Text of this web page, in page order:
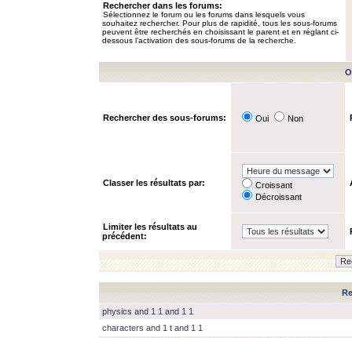
Rechercher dans les forums:
Sélectionnez le forum ou les forums dans lesquels vous
souhaitez rechercher. Pour plus de rapidité, tous les sous-forums
peuvent être recherchés en choisissant le parent et en réglant ci-
dessous l’activation des sous-forums de la recherche.
Rechercher des sous-forums: Oui Non
Classer les résultats par:
Croissant
Décroissant
Limiter les résultats au
précédent:
physics and 1 1 and 1 1
characters and 1 t and 1 1